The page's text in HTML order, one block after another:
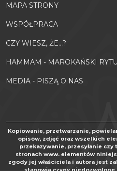
MAPA STRONY
WSPÓŁPRACA
CZY WIESZ, ŻE...?
HAMMAM - MAROKAŃSKI
MEDIA - PISZĄ O NAS
Kopiowanie, przetwarzanie,
opisów, zdjęć oraz wszelkich
przekazywanie, przesyłanie
stronach www. elementów
zgody jej właściciela i autora jest
stanowią czyny